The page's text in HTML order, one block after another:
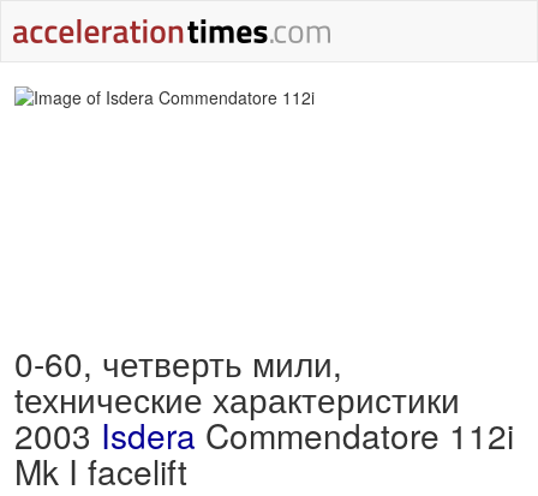
0-60, четверть мили,
tехнические характеристики
2003 Isdera Commendatore 112i
Mk I facelift